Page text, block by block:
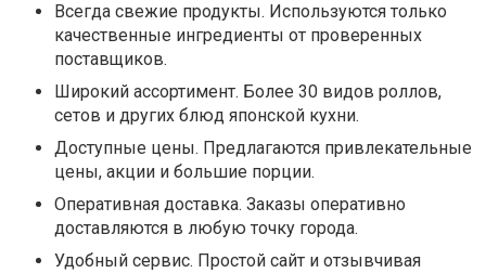
Всегда свежие продукты. Используются только
качественные ингредиенты от проверенных
поставщиков.
Широкий ассортимент. Более 30 видов роллов,
сетов и других блюд японской кухни.
Доступные цены. Предлагаются привлекательные
цены, акции и большие порции.
Оперативная доставка. Заказы оперативно
доставляются в любую точку города.
Удобный сервис. Простой сайт и отзывчивая